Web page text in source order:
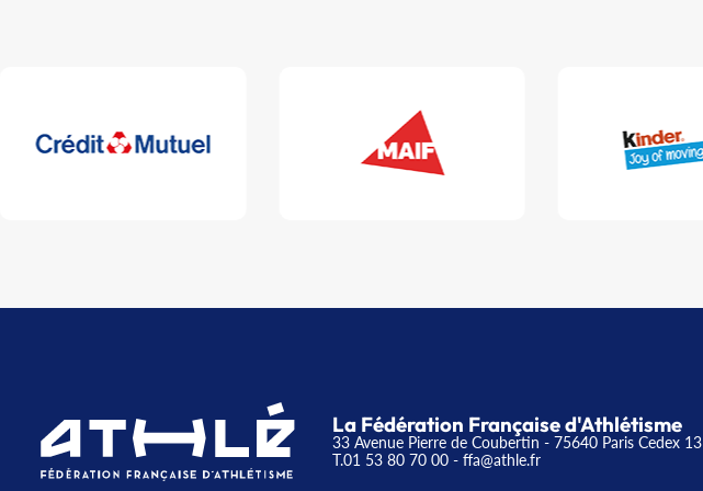
La Fédération Française d'Athlétisme
33 Avenue Pierre de Coubertin - 75640 Paris Cedex 13
T.01 53 80 70 00 - ffa@athle.fr